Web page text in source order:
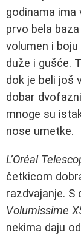
godinama ima
prvo bela
volumen i
duže i gušće.
dok je beli još
dobar
mnoge su
nose umetke.
L’Oréal
četkicom
razdvajanje. S
Volumissime
nekima daju